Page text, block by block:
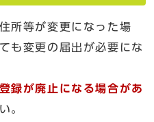
所等が変更になった場
も変更の届出が必要にな
登録が廃止になる場合があ
。